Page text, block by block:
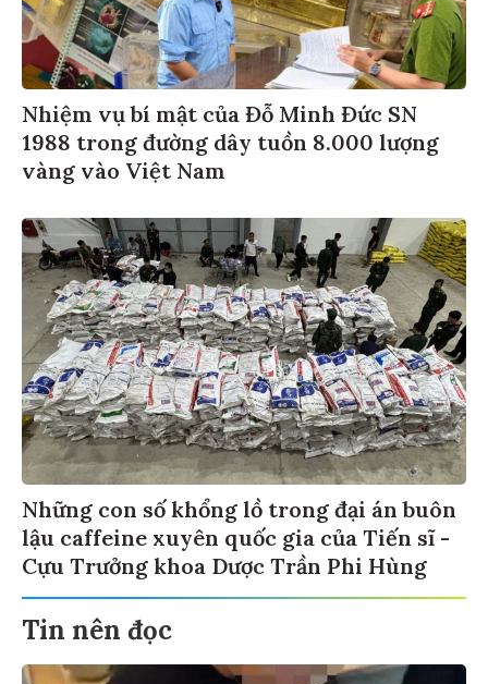
Nhiệm vụ bí mật của Đỗ Minh Đức SN
1988 trong đường dây tuồn 8.000 lượng
vàng vào Việt Nam
Những con số khổng lồ trong đại án buôn
lậu caffeine xuyên quốc gia của Tiến sĩ -
Cựu Trưởng khoa Dược Trần Phi Hùng
Tin nên đọc